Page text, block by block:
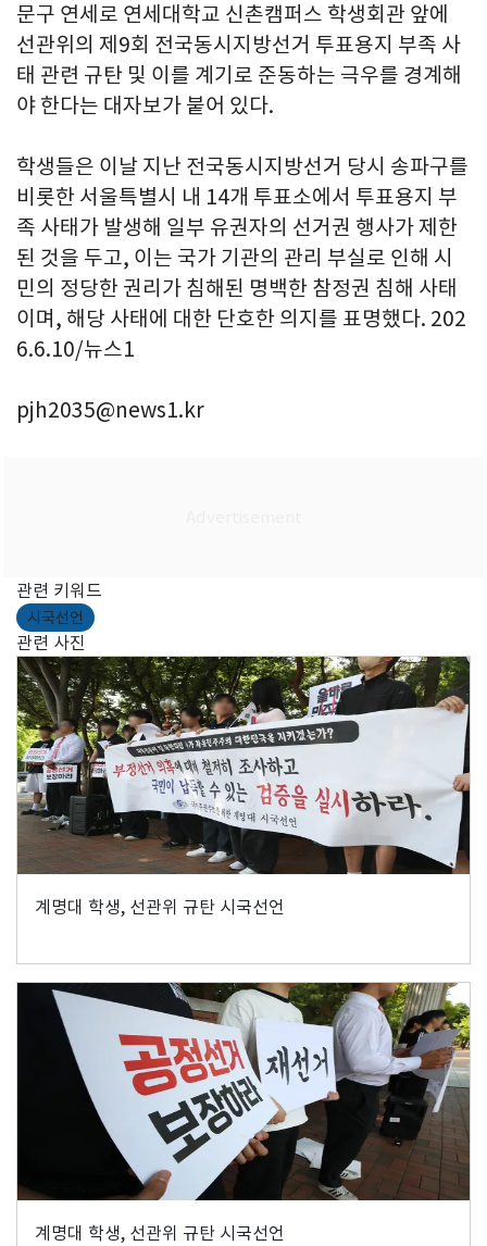
문구 연세로 연세대학교 신촌캠퍼스 학생회관 앞에
선관위의 제9회 전국동시지방선거 투표용지 부족 사
태 관련 규탄 및 이를 계기로 준동하는 극우를 경계해
야 한다는 대자보가 붙어 있다.
학생들은 이날 지난 전국동시지방선거 당시 송파구를
비롯한 서울특별시 내 14개 투표소에서 투표용지 부
족 사태가 발생해 일부 유권자의 선거권 행사가 제한
된 것을 두고, 이는 국가 기관의 관리 부실로 인해 시
민의 정당한 권리가 침해된 명백한 참정권 침해 사태
이며, 해당 사태에 대한 단호한 의지를 표명했다. 202
6.6.10/뉴스1
pjh2035@news1.kr
관련 키워드
시국선언
관련 사진
계명대 학생, 선관위 규탄 시국선언
계명대 학생, 선관위 규탄 시국선언